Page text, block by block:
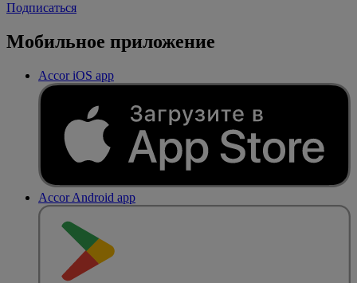
Подписаться
Мобильное приложение
Accor iOS app
Accor Android app